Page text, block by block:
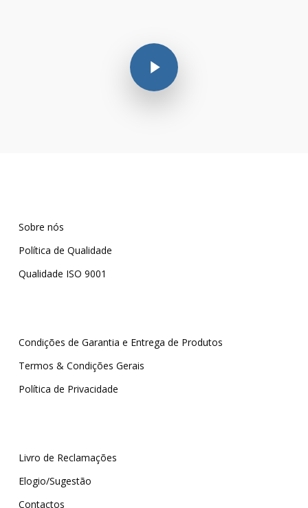
Play Video
Sobre nós
Política de Qualidade
Qualidade ISO 9001
Condições de Garantia e Entrega de Produtos
Termos & Condições Gerais
Política de Privacidade
Livro de Reclamações
Elogio/Sugestão
Contactos